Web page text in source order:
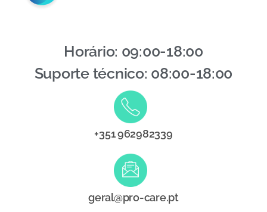
Horário: 09:00-18:00
Suporte técnico: 08:00-18:00
+351 962982339
geral@pro-care.pt